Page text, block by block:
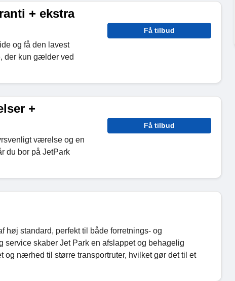
+ ekstra
og få den lavest
der kun gælder ved
Få tilbud
+
værelse og en
du bor på JetPark
Få tilbud
høj standard, perfekt til både forretnings- og
skaber Jet Park en afslappet og behagelig
nærhed til større transportruter, hvilket gør det til et